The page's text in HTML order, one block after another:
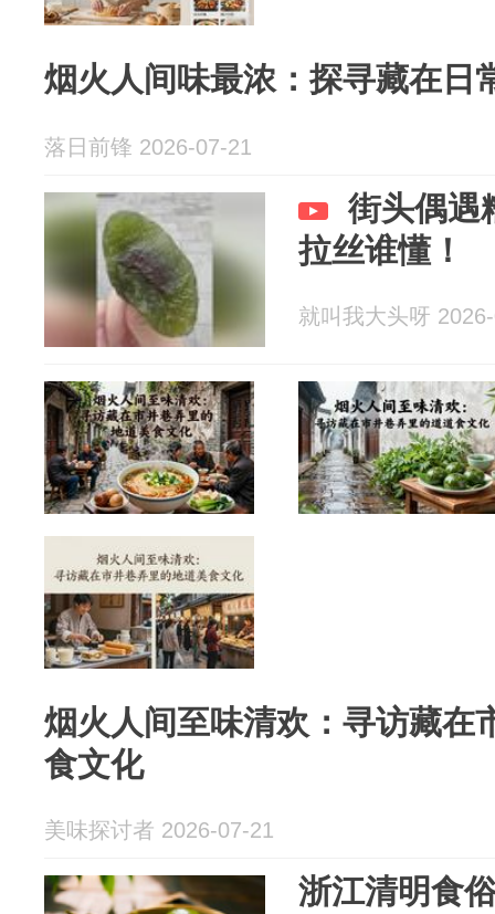
烟火人间味最浓：探寻藏在日
落日前锋 2026-07-21
街头偶遇
拉丝谁懂！
就叫我大头呀
烟火人间至味清欢：寻访藏在
食文化
美味探讨者 2026-07-21
浙江清明食